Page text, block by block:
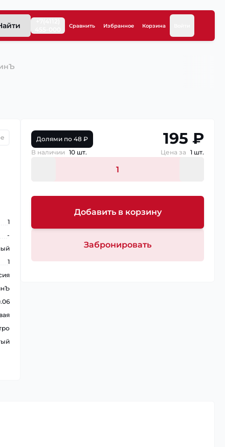
Сравнить Избранное Корзина
1
-
1
Долями по 48 ₽ 195 ₽
В наличии 10 шт. Цена за 1 шт.
Добавить в корзину
Забронировать